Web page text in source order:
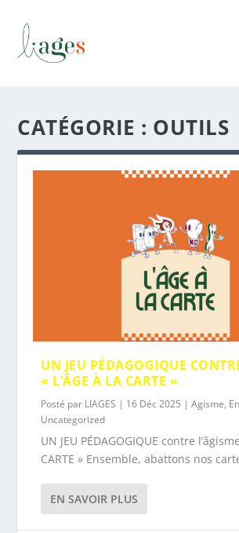
CATÉGORIE : OUTILS
UN JEU PÉDAGOGIQUE
« L’ÂGE À LA CARTE »
Posté par LIAGES | 16 Déc 2025 |Agisme,
Uncategorized
UN JEU PÉDAGOGIQUE contre
CARTE » Ensemble, abattons nos
EN SAVOIR PLUS